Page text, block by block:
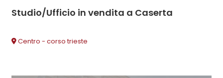
Studio/Ufficio in vendita a Caserta
Centro - corso trieste